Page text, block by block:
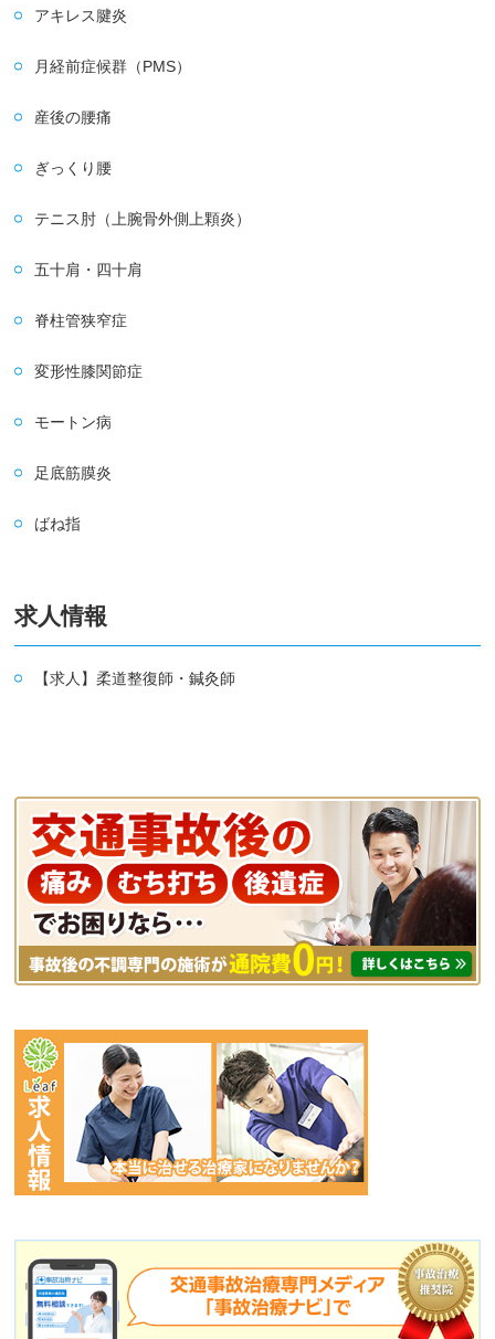
アキレス腱炎
月経前症候群（PMS）
産後の腰痛
ぎっくり腰
テニス肘（上腕骨外側上顆炎）
五十肩・四十肩
脊柱管狭窄症
変形性膝関節症
モートン病
足底筋膜炎
ばね指
求人情報
【求人】柔道整復師・鍼灸師